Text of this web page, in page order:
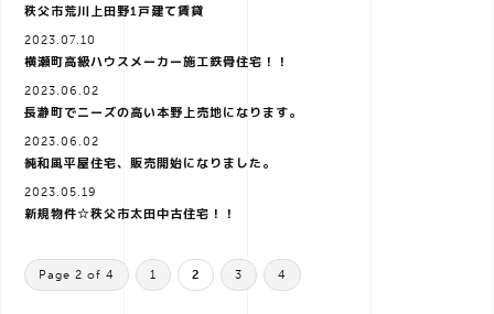
秩父市荒川上田野1戸建て賃貸
2023.07.10
横瀬町高級ハウスメーカー施工鉄骨住宅！！
2023.06.02
長瀞町でニーズの高い本野上売地になります。
2023.06.02
純和風平屋住宅、販売開始になりました。
2023.05.19
新規物件☆秩父市太田中古住宅！！
Page 2 of 4 1 2 3 4